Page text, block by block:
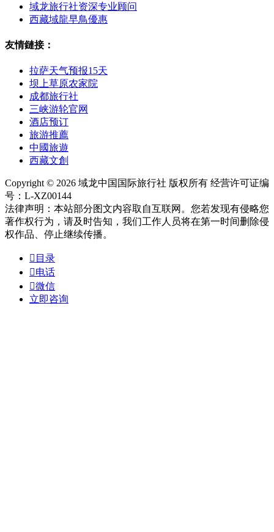
域龙旅行社资深专业顾问
西藏域龍早鳥優惠
友情鏈接：
拉萨天气预报15天
坝上草原农家院
成都旅行社
三峡游轮官网
酒店预订
旅游推薦
中國旅遊
西藏文創
Copyright © 2026 域龙中国国际旅行社 版权所有 经营许可证编
号：L-XZ00144
法律声明：本站部分图文内容取自互联网。您若发现有侵略您
著作权行为，请及时告知，我们工作人员将在第一时间删除侵
权作品、停止继续传播。
 目录
电话
微信
立即咨询